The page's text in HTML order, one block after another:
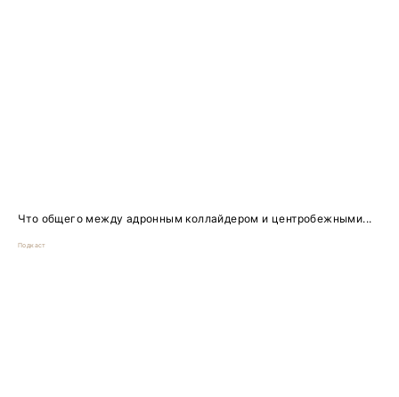
Что общего между адронным коллайдером и центробежными...
Подкаст